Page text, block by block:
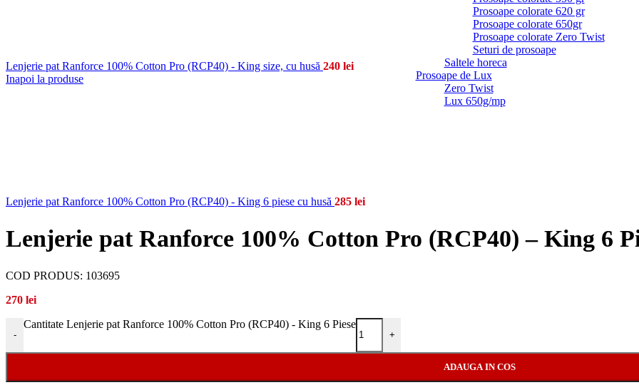
Prosoape colorate 620 gr
Prosoape colorate 650gr
Prosoape colorate Zero Twist
Seturi de prosoape
Saltele horeca
Prosoape de Lux
Zero Twist
Lux 650g/mp
Lenjerie pat Ranforce 100% Cotton Pro (RCP40) - King size, cu husă 240 lei
Inapoi la produse
Lenjerie pat Ranforce 100% Cotton Pro (RCP40) - King 6 piese cu husă 285 lei
Lenjerie pat Ranforce 100% Cotton Pro (RCP40) – King 6
COD PRODUS: 103695
270 lei
-
Cantitate Lenjerie pat Ranforce 100% Cotton Pro (RCP40) - King 6 Piese
+
ADAUGA IN COS